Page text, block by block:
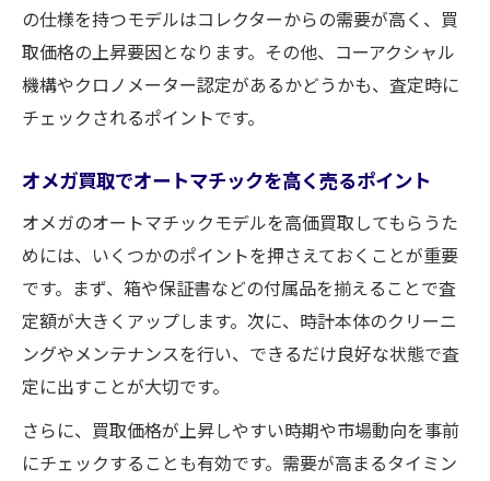
の仕様を持つモデルはコレクターからの需要が高く、買
取価格の上昇要因となります。その他、コーアクシャル
機構やクロノメーター認定があるかどうかも、査定時に
チェックされるポイントです。
オメガ買取でオートマチックを高く売るポイント
オメガのオートマチックモデルを高価買取してもらうた
めには、いくつかのポイントを押さえておくことが重要
です。まず、箱や保証書などの付属品を揃えることで査
定額が大きくアップします。次に、時計本体のクリーニ
ングやメンテナンスを行い、できるだけ良好な状態で査
定に出すことが大切です。
さらに、買取価格が上昇しやすい時期や市場動向を事前
にチェックすることも有効です。需要が高まるタイミン